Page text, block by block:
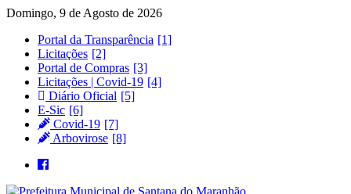
Domingo, 9 de Agosto de 2026
Portal da Transparência
Licitações
Portal de Compras
Licitações | Covid-19
Diário Oficial
E-Sic
Covid-19
Arbovirose